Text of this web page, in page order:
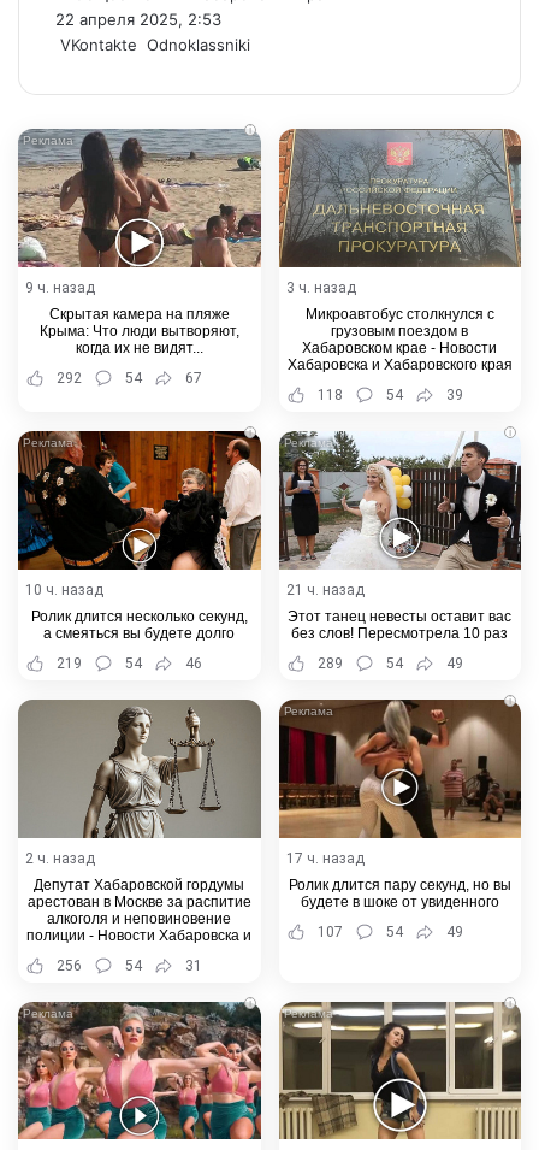
22 апреля 2025, 2:53
VKontakte Odnoklassniki
Email
i
9 ч. назад
Скрытая камера на пляже
Крыма: Что люди вытворяют,
когда их не видят...
292
54 67
3 ч. назад
Микроавтобус столкнулся с
грузовым поездом в
Хабаровском крае - Новости
Хабаровска и Хабаровского края
118
54 39
i
10 ч. назад
Ролик длится несколько секунд,
а смеяться вы будете долго
219
54 46
i
21 ч. назад
Этот танец невесты оставит вас
без слов! Пересмотрела 10 раз
289
54 49
2 ч. назад
Депутат Хабаровской гордумы
арестован в Москве за распитие
алкоголя и неповиновение
полиции - Новости Хабаровска и
256 54 31
i
17 ч. назад
Ролик длится пару секунд, но вы
будете в шоке от увиденного
107
54 49
i i